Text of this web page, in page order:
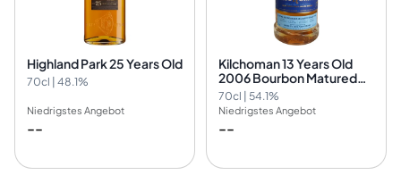
Highland Park 25 Years Old
70cl | 48.1%
Niedrigstes Angebot
--
Kilchoman 13 Years Old
2006 Bourbon Matured
Single Cask Nr.175/2006
70cl | 54.1%
Niedrigstes Angebot
--